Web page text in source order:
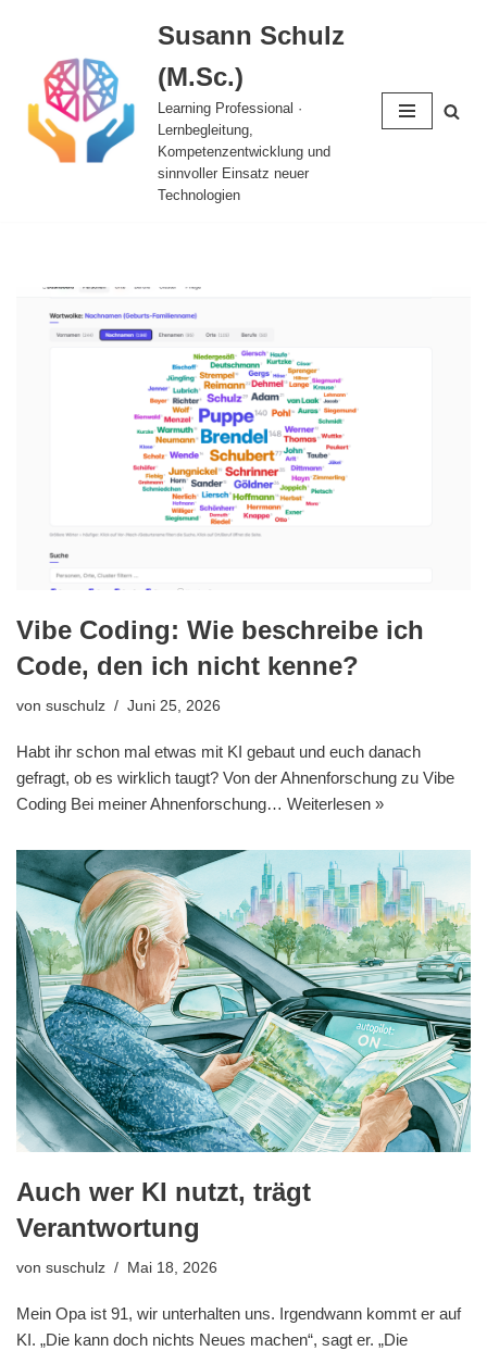
Inhalt
springen
Susann Schulz
(M.Sc.)
Learning Professional ·
Lernbegleitung,
Kompetenzentwicklung und
sinnvoller Einsatz neuer
Technologien
Vibe Coding: Wie beschreibe ich
Code, den ich nicht kenne?
von suschulz Juni 25, 2026
Habt ihr schon mal etwas mit KI gebaut und euch danach
gefragt, ob es wirklich taugt? Von der Ahnenforschung zu Vibe
Coding Bei meiner Ahnenforschung… Weiterlesen »
Auch wer KI nutzt, trägt
Verantwortung
von suschulz Mai 18, 2026
Mein Opa ist 91, wir unterhalten uns. Irgendwann kommt er auf
KI. „Die kann doch nichts Neues machen“, sagt er. „Die